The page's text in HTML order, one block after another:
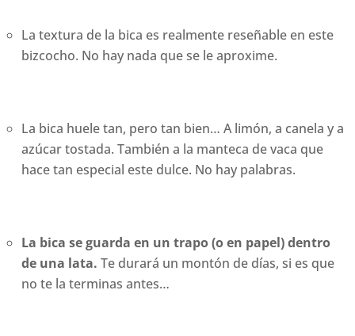
La textura de la bica es realmente reseñable en este
bizcocho. No hay nada que se le aproxime.
La bica huele tan, pero tan bien… A limón, a canela y a
azúcar tostada. También a la manteca de vaca que
hace tan especial este dulce. No hay palabras.
La bica se guarda en un trapo (o en papel) dentro
de una lata. Te durará un montón de días, si es que
no te la terminas antes…